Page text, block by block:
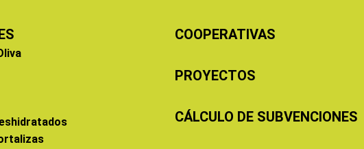
COOPERATIVAS
PROYECTOS
CÁLCULO DE SUBVENCIONES